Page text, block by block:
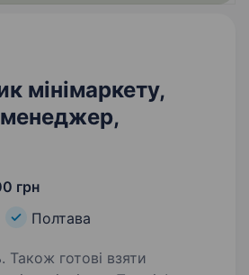
мінімаркету,
грн
Полтава
Також готові взяти